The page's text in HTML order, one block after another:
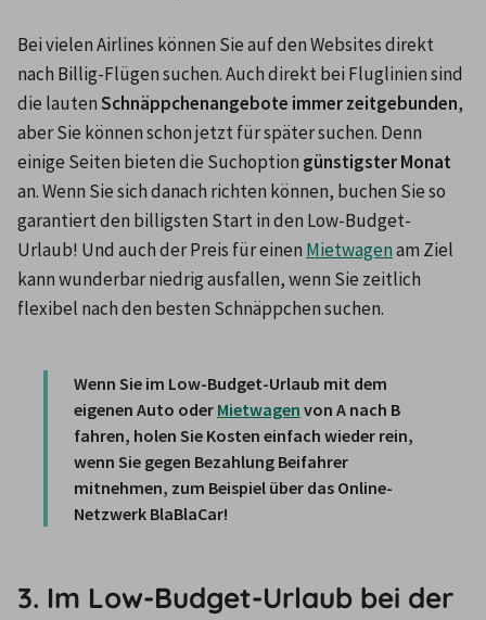
Bei vielen Airlines können Sie auf den Websites direkt
nach Billig-Flügen suchen. Auch direkt bei Fluglinien sind
die lauten Schnäppchenangebote immer zeitgebunden,
aber Sie können schon jetzt für später suchen. Denn
einige Seiten bieten die Suchoption günstigster Monat
an. Wenn Sie sich danach richten können, buchen Sie so
garantiert den billigsten Start in den Low-Budget-
Urlaub! Und auch der Preis für einen Mietwagen am Ziel
kann wunderbar niedrig ausfallen, wenn Sie zeitlich
flexibel nach den besten Schnäppchen suchen.
Wenn Sie im Low-Budget-Urlaub mit dem
eigenen Auto oder Mietwagen von A nach B
fahren, holen Sie Kosten einfach wieder rein,
wenn Sie gegen Bezahlung Beifahrer
mitnehmen, zum Beispiel über das Online-
Netzwerk BlaBlaCar!
3. Im Low-Budget-Urlaub bei der